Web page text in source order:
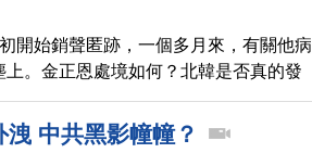
開始銷聲匿跡，一個多月來，有關他病
。金正恩處境如何？北韓是否真的發
析報導。
中共黑影幢幢？